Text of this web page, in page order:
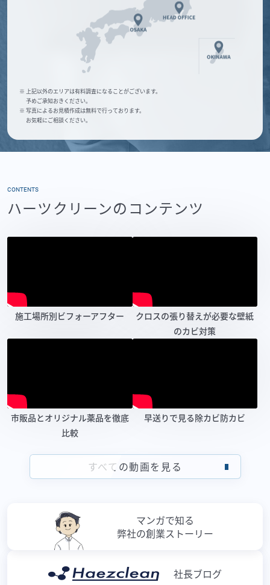
※ 上記以外のエリアは有料調査になることがございます。
予めご承知おきください。
※ 写真によるお見積作成は無料で行っております。
お気軽にご相談ください。
CONTENTS
ハーツクリーンのコンテンツ
施工場所別ビフォーアフター
クロスの張り替えが必要な壁紙
のカビ対策
市販品とオリジナル薬品を徹底
比較
早送りで見る除カビ防カビ
すべての動画を見る
社長ブログ
マンガで知る
弊社の創業ストーリー